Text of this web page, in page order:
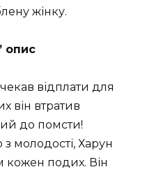
жінку.
опис
відплати для
він втратив
до помсти!
молодості, Харун
кожен подих. Він